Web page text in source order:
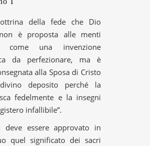
è proposta alle menti
come una invenzione
da perfezionare, ma è
alla Sposa di Cristo
deposito perché la
fedelmente e la insegni
infallibile”.
deve essere approvato in
quel significato dei sacri